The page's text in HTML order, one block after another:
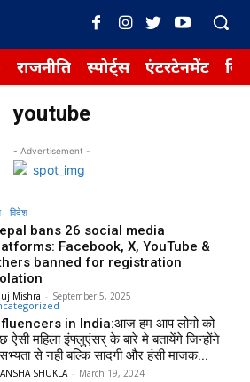
राजनीति स्पोर्ट्स एंटरटेनमेंट
youtube
- Advertisement -
- विदेश
bans 26 social media
Facebook, X, YouTube &
banned for registration
Mishra - September 5, 2025
in India:आज हम आप लोगो को
ऐसी महिला इंफ्लुएंसर् के बारे मे बतायेंगे जिन्होंने
से नही बल्कि सादगी और हंसी माजक...
SHUKLA - March 19, 2024